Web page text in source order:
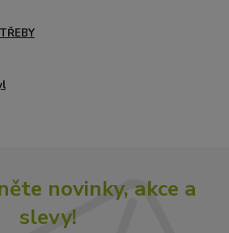
novinky, akce a
slevy!